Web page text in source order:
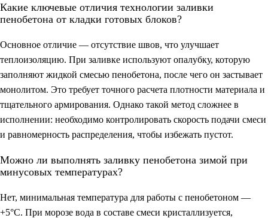
Какие ключевые отличия технологии заливки
пенобетона от кладки готовых блоков?
Основное отличие — отсутствие швов, что улучшает
теплоизоляцию. При заливке используют опалубку, которую
заполняют жидкой смесью пенобетона, после чего он застывает
монолитом. Это требует точного расчета плотности материала и
тщательного армирования. Однако такой метод сложнее в
исполнении: необходимо контролировать скорость подачи смеси
и равномерность распределения, чтобы избежать пустот.
Можно ли выполнять заливку пенобетона зимой при
минусовых температурах?
Нет, минимальная температура для работы с пенобетоном —
+5°C. При морозе вода в составе смеси кристаллизуется,